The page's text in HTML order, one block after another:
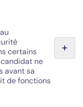
certains
candidat ne
avant sa
de fonctions